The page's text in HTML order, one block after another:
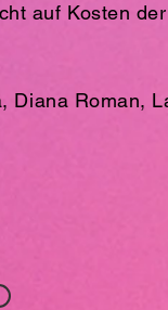
auf Kosten
Diana Roman,